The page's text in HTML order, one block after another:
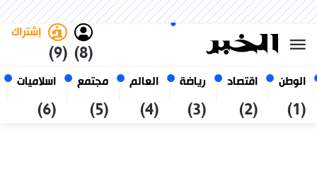
الوطن
(1)
اقتصاد
(2)
رياضة
(3)
العالم
(4)
مجتمع
(5)
اسلاميات
(6)
(8)
إشتراك
(9)
07 أغسطس 2026
الجزائر